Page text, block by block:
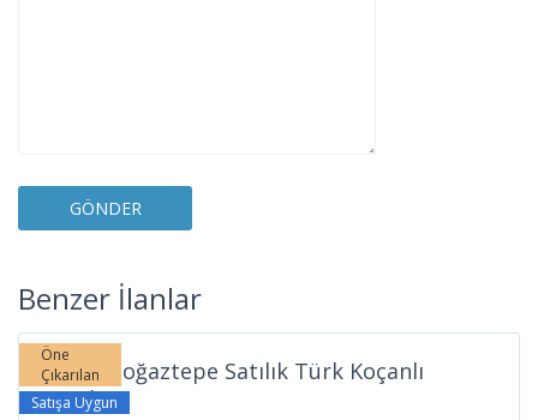
Benzer İlanlar
Boğaztepe
İskele
Öne
Çıkarılan
Satışa Uygun
İskele Boğaztepe Satılık Türk Koçanlı
Arsala...